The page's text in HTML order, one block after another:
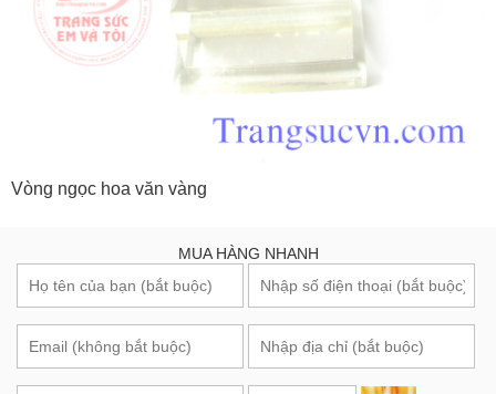
Vòng ngọc hoa văn vàng
MUA HÀNG NHANH